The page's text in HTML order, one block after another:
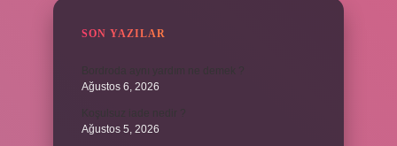
SON YAZILAR
Ağustos 6, 2026
Ağustos 5, 2026